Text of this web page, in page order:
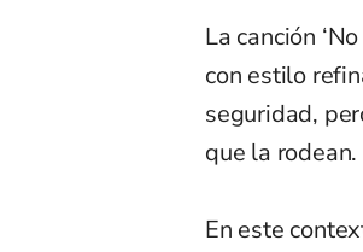
La canción
con estilo
seguridad,
que la rodean.
En este